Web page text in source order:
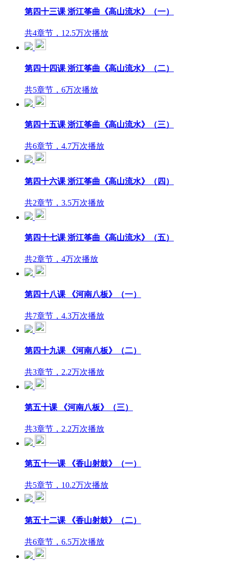
第四十三课 浙江筝曲《高山流水》（一）
共4章节，12.5万次播放
第四十四课 浙江筝曲《高山流水》（二）
共5章节，6万次播放
第四十五课 浙江筝曲《高山流水》（三）
共6章节，4.7万次播放
第四十六课 浙江筝曲《高山流水》（四）
共2章节，3.5万次播放
第四十七课 浙江筝曲《高山流水》（五）
共2章节，4万次播放
第四十八课 《河南八板》（一）
共7章节，4.3万次播放
第四十九课 《河南八板》（二）
共3章节，2.2万次播放
第五十课 《河南八板》（三）
共3章节，2.2万次播放
第五十一课 《香山射鼓》（一）
共5章节，10.2万次播放
第五十二课 《香山射鼓》（二）
共6章节，6.5万次播放